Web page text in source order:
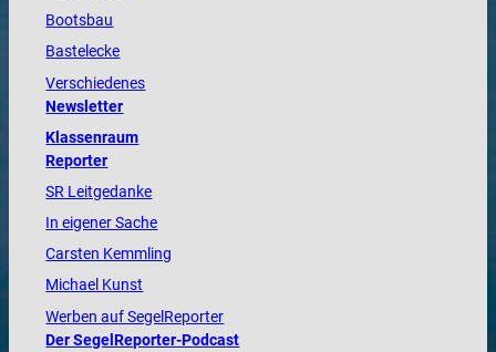
Bootsbau
Bastelecke
Verschiedenes
Newsletter
Klassenraum
Reporter
SR Leitgedanke
In eigener Sache
Carsten Kemmling
Michael Kunst
Werben auf SegelReporter
Der SegelReporter-Podcast